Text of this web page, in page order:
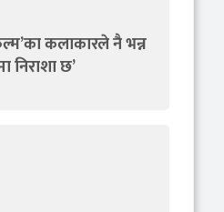
कलाकारले नै भन्न
निराशा छ’